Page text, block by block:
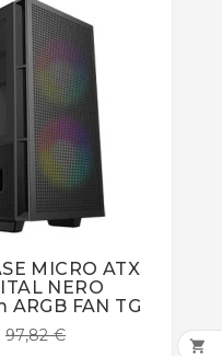
 
MICRO ATX
NERO
ARGB FAN TG
97,82 €
